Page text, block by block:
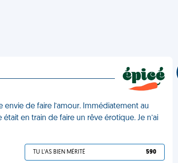
de faire l’amour. Immédiatement au
en train de faire un rêve érotique. Je n’ai
TU L'AS BIEN MÉRITÉ 590